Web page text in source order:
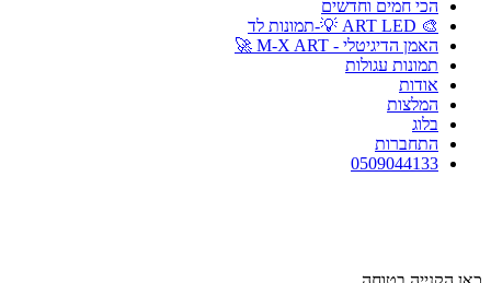
הכי חמים וחדשים
🎨 ART LED 💡-תמונות לד
האמן הדיגיטלי - M-X ART 🚀
תמונות עגולות
אודות
המלצות
בלוג
התחברות
0509044133